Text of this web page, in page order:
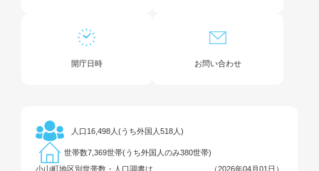
開庁日時 お問い合わせ
人口 16,498人(うち外国人518人)
世帯数7,369世帯(うち外国人のみ380世帯)
小山町地区別世帯数・人口調書は
（2026年04月01日）